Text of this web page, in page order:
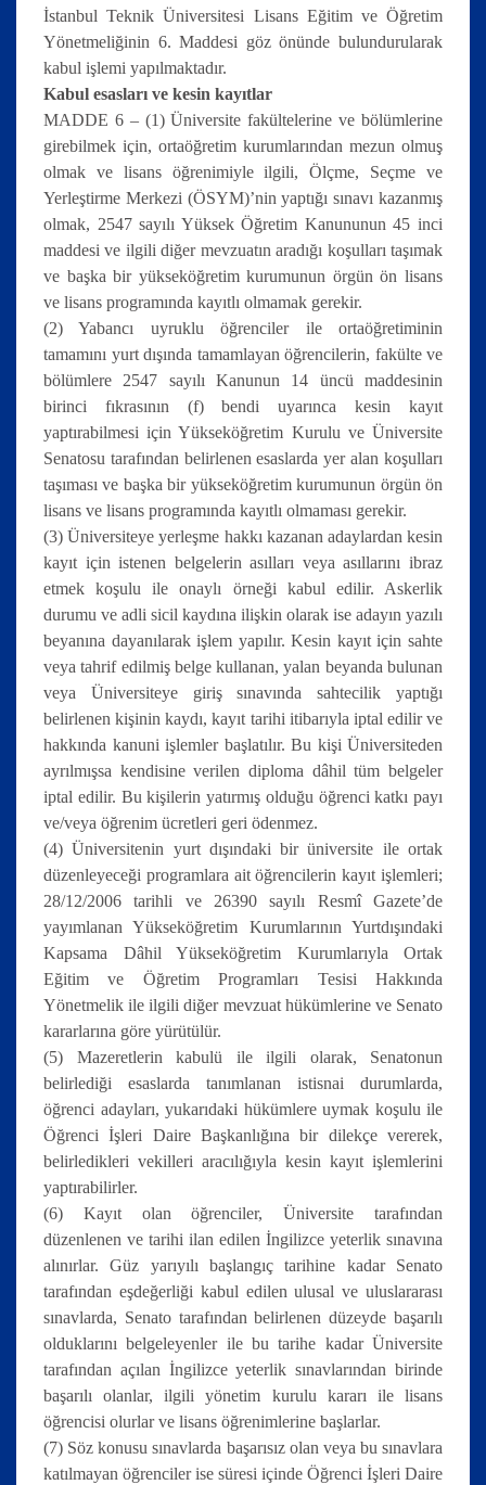
İstanbul Teknik Üniversitesi Lisans Eğitim ve Öğretim
Yönetmeliğinin 6. Maddesi göz önünde bulundurularak
kabul işlemi yapılmaktadır.
Kabul esasları ve kesin kayıtlar
MADDE 6 – (1) Üniversite fakültelerine ve bölümlerine
girebilmek için, ortaöğretim kurumlarından mezun olmuş
olmak ve lisans öğrenimiyle ilgili, Ölçme, Seçme ve
Yerleştirme Merkezi (ÖSYM)’nin yaptığı sınavı kazanmış
olmak, 2547 sayılı Yüksek Öğretim Kanununun 45 inci
maddesi ve ilgili diğer mevzuatın aradığı koşulları taşımak
ve başka bir yükseköğretim kurumunun örgün ön lisans
ve lisans programında kayıtlı olmamak gerekir.
(2) Yabancı uyruklu öğrenciler ile ortaöğretiminin
tamamını yurt dışında tamamlayan öğrencilerin, fakülte ve
bölümlere 2547 sayılı Kanunun 14 üncü maddesinin
birinci fıkrasının (f) bendi uyarınca kesin kayıt
yaptırabilmesi için Yükseköğretim Kurulu ve Üniversite
Senatosu tarafından belirlenen esaslarda yer alan koşulları
taşıması ve başka bir yükseköğretim kurumunun örgün ön
lisans ve lisans programında kayıtlı olmaması gerekir.
(3) Üniversiteye yerleşme hakkı kazanan adaylardan kesin
kayıt için istenen belgelerin asılları veya asıllarını ibraz
etmek koşulu ile onaylı örneği kabul edilir. Askerlik
durumu ve adli sicil kaydına ilişkin olarak ise adayın yazılı
beyanına dayanılarak işlem yapılır. Kesin kayıt için sahte
veya tahrif edilmiş belge kullanan, yalan beyanda bulunan
veya Üniversiteye giriş sınavında sahtecilik yaptığı
belirlenen kişinin kaydı, kayıt tarihi itibarıyla iptal edilir ve
hakkında kanuni işlemler başlatılır. Bu kişi Üniversiteden
ayrılmışsa kendisine verilen diploma dâhil tüm belgeler
iptal edilir. Bu kişilerin yatırmış olduğu öğrenci katkı payı
ve/veya öğrenim ücretleri geri ödenmez.
(4) Üniversitenin yurt dışındaki bir üniversite ile ortak
düzenleyeceği programlara ait öğrencilerin kayıt işlemleri;
28/12/2006 tarihli ve 26390 sayılı Resmî Gazete’de
yayımlanan Yükseköğretim Kurumlarının Yurtdışındaki
Kapsama Dâhil Yükseköğretim Kurumlarıyla Ortak
Eğitim ve Öğretim Programları Tesisi Hakkında
Yönetmelik ile ilgili diğer mevzuat hükümlerine ve Senato
kararlarına göre yürütülür.
(5) Mazeretlerin kabulü ile ilgili olarak, Senatonun
belirlediği esaslarda tanımlanan istisnai durumlarda,
öğrenci adayları, yukarıdaki hükümlere uymak koşulu ile
Öğrenci İşleri Daire Başkanlığına bir dilekçe vererek,
belirledikleri vekilleri aracılığıyla kesin kayıt işlemlerini
yaptırabilirler.
(6) Kayıt olan öğrenciler, Üniversite tarafından
düzenlenen ve tarihi ilan edilen İngilizce yeterlik sınavına
alınırlar. Güz yarıyılı başlangıç tarihine kadar Senato
tarafından eşdeğerliği kabul edilen ulusal ve uluslararası
sınavlarda, Senato tarafından belirlenen düzeyde başarılı
olduklarını belgeleyenler ile bu tarihe kadar Üniversite
tarafından açılan İngilizce yeterlik sınavlarından birinde
başarılı olanlar, ilgili yönetim kurulu kararı ile lisans
öğrencisi olurlar ve lisans öğrenimlerine başlarlar.
(7) Söz konusu sınavlarda başarısız olan veya bu sınavlara
katılmayan öğrenciler ise süresi içinde Öğrenci İşleri Daire